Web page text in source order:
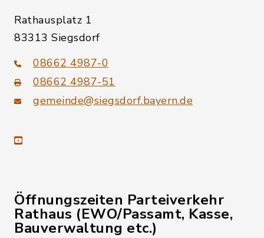
Rathausplatz 1
83313 Siegsdorf
08662 4987-0
08662 4987-51
gemeinde@siegsdorf.bayern.de
youtube
Öffnungszeiten Parteiverkehr
Rathaus (EWO/Passamt, Kasse,
Bauverwaltung etc.)